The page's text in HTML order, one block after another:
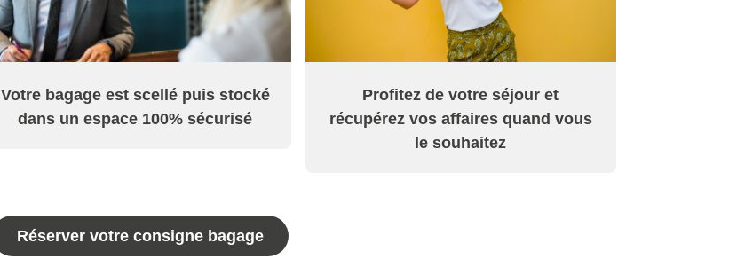
Votre bagage est scellé puis stocké
dans un espace 100% sécurisé
Profitez de votre séjour et
récupérez vos affaires quand vous
le souhaitez
Réserver votre consigne bagage